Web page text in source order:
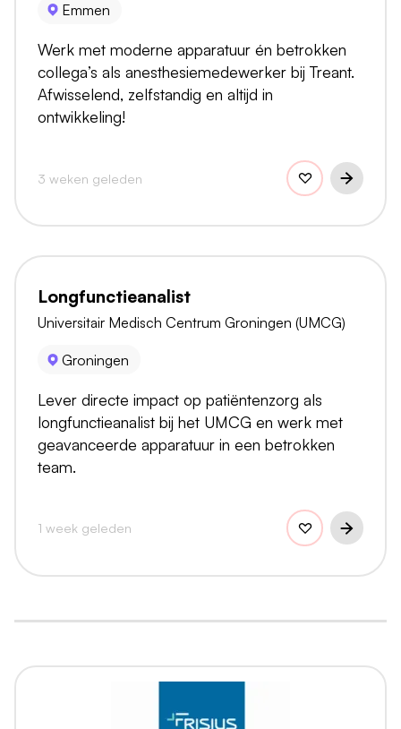
Emmen
Werk met moderne apparatuur én betrokken
collega’s als anesthesiemedewerker bij Treant.
Afwisselend, zelfstandig en altijd in
ontwikkeling!
3 weken geleden
Longfunctieanalist
Universitair Medisch Centrum Groningen (UMCG)
Groningen
Lever directe impact op patiëntenzorg als
longfunctieanalist bij het UMCG en werk met
geavanceerde apparatuur in een betrokken
team.
1 week geleden